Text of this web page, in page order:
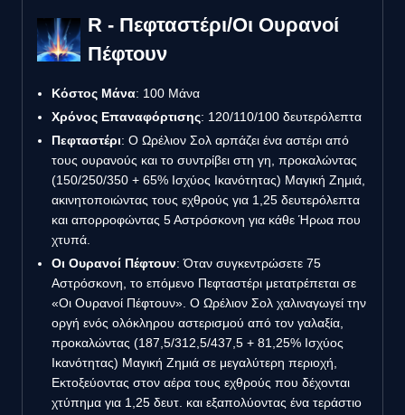
R - Πεφταστέρι/Οι Ουρανοί
Πέφτουν
Κόστος Μάνα: 100 Μάνα
Χρόνος Επαναφόρτισης: 120/110/100 δευτερόλεπτα
Πεφταστέρι: Ο Ωρέλιον Σολ αρπάζει ένα αστέρι από
τους ουρανούς και το συντρίβει στη γη, προκαλώντας
(150/250/350 + 65% Ισχύος Ικανότητας) Μαγική Ζημιά,
ακινητοποιώντας τους εχθρούς για 1,25 δευτερόλεπτα
και απορροφώντας 5 Αστρόσκονη για κάθε Ήρωα που
χτυπά.
Οι Ουρανοί Πέφτουν: Όταν συγκεντρώσετε 75
Αστρόσκονη, το επόμενο Πεφταστέρι μετατρέπεται σε
«Οι Ουρανοί Πέφτουν». Ο Ωρέλιον Σολ χαλιναγωγεί την
οργή ενός ολόκληρου αστερισμού από τον γαλαξία,
προκαλώντας (187,5/312,5/437,5 + 81,25% Ισχύος
Ικανότητας) Μαγική Ζημιά σε μεγαλύτερη περιοχή,
Εκτοξεύοντας στον αέρα τους εχθρούς που δέχονται
χτύπημα για 1,25 δευτ. και εξαπολύοντας ένα τεράστιο